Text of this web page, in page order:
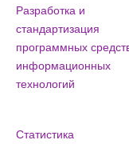
Разработка и
стандартизация
программных
информационных
технологий
Статистика